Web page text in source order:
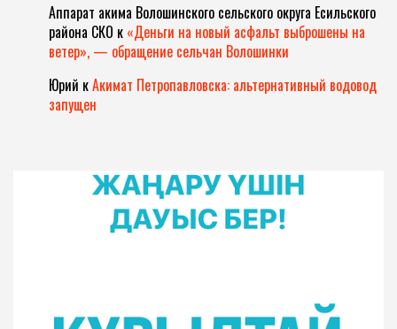
Аппарат акима Волошинского сельского округа Есильского
района СКО к «Деньги на новый асфальт выброшены на
ветер», — обращение сельчан Волошинки
Юрий кАкимат Петропавловска: альтернативный водовод
запущен